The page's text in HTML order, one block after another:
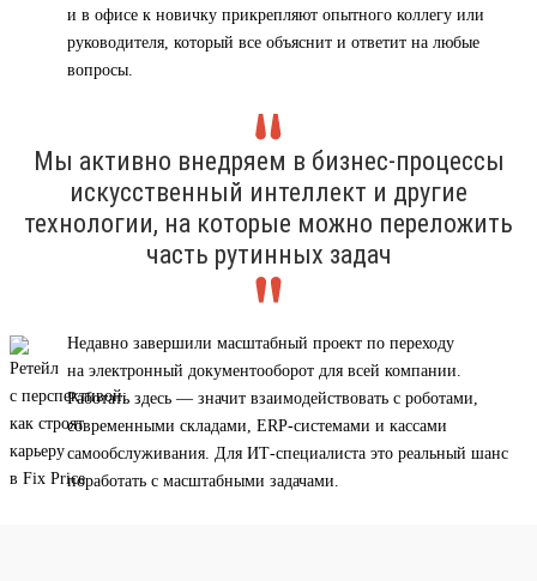
и в офисе к новичку прикрепляют опытного коллегу или
руководителя, который все объяснит и ответит на любые
вопросы.
Мы активно внедряем в бизнес-процессы
искусственный интеллект и другие
технологии, на которые можно переложить
часть рутинных задач
Недавно завершили масштабный проект по переходу
на электронный документооборот для всей компании.
Работать здесь — значит взаимодействовать с роботами,
современными складами, ERP-системами и кассами
самообслуживания. Для ИТ-специалиста это реальный шанс
поработать с масштабными задачами.